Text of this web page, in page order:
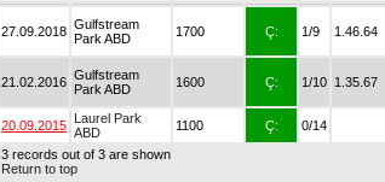
27.09.2018 Gulfstream
Park ABD
1700 Ç: 1/9 1.46.64
21.02.2016 Gulfstream
Park ABD
1600 Ç: 1/10 1.35.67
20.09.2015 Laurel Park
ABD
1100 Ç: 0/14
3 records out of 3 are shown
Return to top